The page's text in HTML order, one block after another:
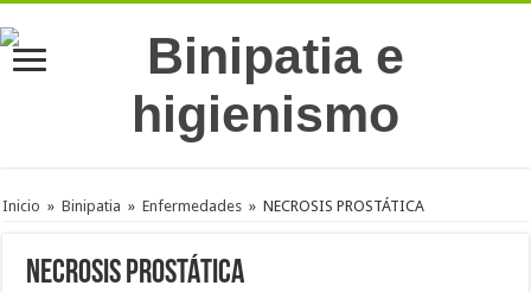
Inicio » Binipatia » Enfermedades » NECROSIS PROSTÁTICA
NECROSIS PROSTÁTICA